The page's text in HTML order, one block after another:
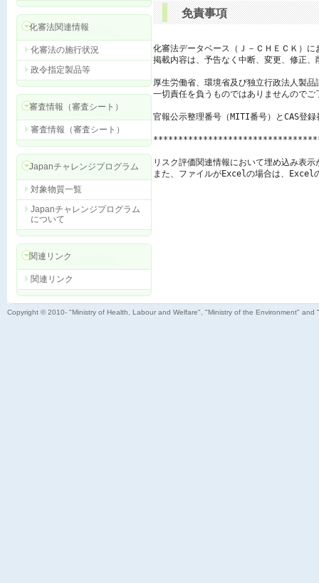
化審法関連情報
化審法の施行状況
政令指定製品等
審査情報（審査シート）
審査情報（審査シート）
Japanチャレンジプログラム
対象物質一覧
Japanチャレンジプログラム
について
関連リンク
関連リンク
免責事項
化審法データベース（Ｊ－ＣＨＥＣＫ）
掲載内容は、予告なく中断、変更、修正
厚生労働省、環境省及び独立行政法人製
一切責任を負うものではありませんのでご
官報公示整理番号（MITI番号）とCAS登
リスク評価関連情報において埋め込み表
また、ファイルがExcelの場合は、Excel
Copyright © 2010- "Ministry of Health, Labour and Welfare", "Ministry of the Environment"